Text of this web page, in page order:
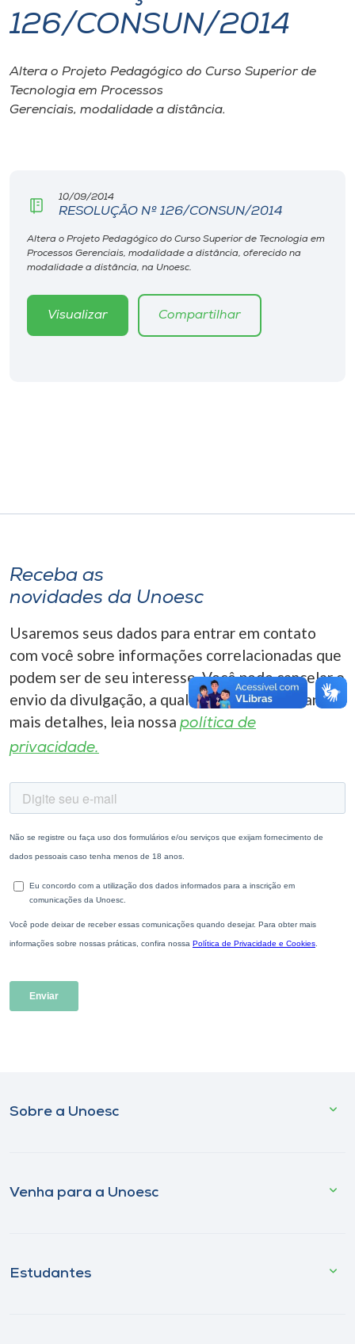
I.nova
Diplomados
Editora
Rádio
o idioma
A-
126/CONSUN/2014
Altera o Projeto Pedagógico do Curso Superior de
Tecnologia em Processos
Gerenciais, modalidade a distância.
10/09/2014
RESOLUÇÃO Nº 126/CONSUN/2014
Altera o Projeto Pedagógico do Curso Superior de Tecnologia em
Processos Gerenciais, modalidade a distância, oferecido na
modalidade a distância, na Unoesc.
Visualizar Compartilhar
Receba as
novidades da Unoesc
Usaremos seus dados para entrar em contato
com você sobre informações correlacionadas que
podem ser de seu interesse. Você pode cancelar o
envio da divulgação, a qualquer momento. Para
mais detalhes, leia nossa política de
privacidade.
Sobre a Unoesc
Venha para a Unoesc
Estudantes